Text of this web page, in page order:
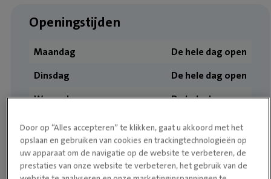
Openingstijden
Maandag
De hele dag open
Dinsdag
De hele dag open
Woensdag
De hele dag open
Donderdag
De hele dag open
Vrijdag
De hele dag open
Zaterdag
De hele dag open
Door op “Alles accepteren” te klikken, gaat u akkoord met het
opslaan en gebruiken van cookies en trackingtechnologieën op
uw apparaat om de navigatie op de website te verbeteren, de
prestaties van onze website te verbeteren, het gebruik van de